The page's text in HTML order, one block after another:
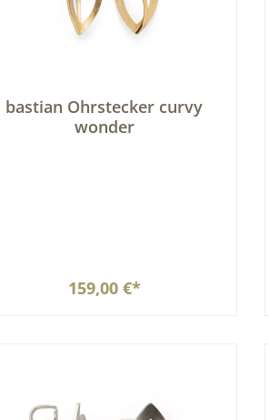
bastian Ohrstecker curvy
wonder
159,00 €*